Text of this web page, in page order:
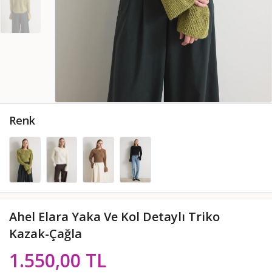
Ahel Elara Yaka Ve Kol Detaylı Triko
Kazak-Çağla
1.550,00 TL
Renk